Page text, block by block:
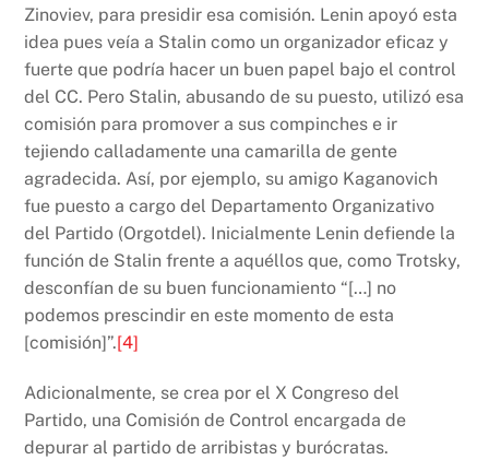
Zinoviev, para presidir esa comisión. Lenin apoyó esta
idea pues veía a Stalin como un organizador eficaz y
fuerte que podría hacer un buen papel bajo el control
del CC. Pero Stalin, abusando de su puesto, utilizó esa
comisión para promover a sus compinches e ir
tejiendo calladamente una camarilla de gente
agradecida. Así, por ejemplo, su amigo Kaganovich
fue puesto a cargo del Departamento Organizativo
del Partido (Orgotdel). Inicialmente Lenin defiende la
función de Stalin frente a aquéllos que, como Trotsky,
desconfían de su buen funcionamiento “[…] no
podemos prescindir en este momento de esta
[comisión]”.[4]
Adicionalmente, se crea por el X Congreso del
Partido, una Comisión de Control encargada de
depurar al partido de arribistas y burócratas.